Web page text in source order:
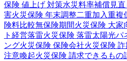
保険 値上げ 対策水災料率補償見直
害火災保険 年末調整二重加入重複
険料比較無保険期間火災保険 大家
ト経営落雷火災保険 落雷太陽光パ
ング火災保険 保険会社火災保険 詐
注意喚起火災保険 請求できるもの